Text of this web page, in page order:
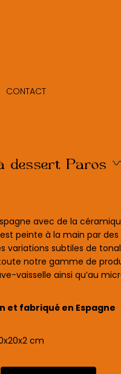
CONTACT
dessert Paros
avec de la
peinte à la main par des
variations subtiles de
notre gamme de
vaisselle ainsi qu’au
et fabriqué en Espagne
cm